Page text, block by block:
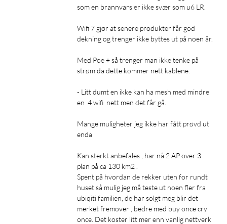
som en brannvarsler ikke svær som u6 LR.
Wifi 7 gjør at senere produkter får god
dekning og trenger ikke byttes ut på noen år.
Med Poe + så trenger man ikke tenke på
strøm da dette kommer nett kablene.
- Litt dumt en ikke kan ha mesh med mindre
en  4 wifi  nett men det får gå.
Mange muligheter jeg ikke har fått prøvd ut
enda
Kan sterkt anbefales , har nå 2 AP over 3
plan på ca 130 km2 .
Spent på hvordan de rekker uten for rundt
huset så mulig jeg må teste ut noen fler fra
ubiqiti familien, de har solgt meg blir det
merket fremover , bedre med buy once cry
once. Det koster litt mer enn vanlig nettverk